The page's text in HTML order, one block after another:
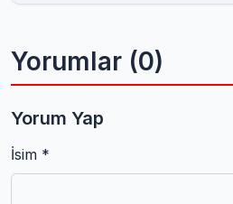
Yorumlar (0)
Yorum Yap
İsim *